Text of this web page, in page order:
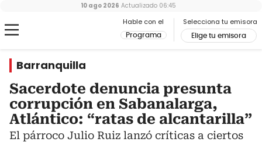
Hable con el
Programa
Selecciona tu emisora
Elige tu emisora
10 ago 2026 Actualizado 06:45
Barranquilla
Sacerdote denuncia presunta
corrupción en Sabanalarga,
Atlántico: “ratas de alcantarilla”
El párroco Julio Ruiz lanzó críticas a ciertos